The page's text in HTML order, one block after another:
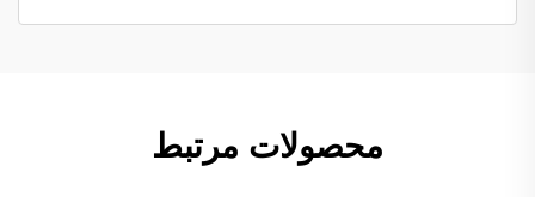
محصولات مرتبط